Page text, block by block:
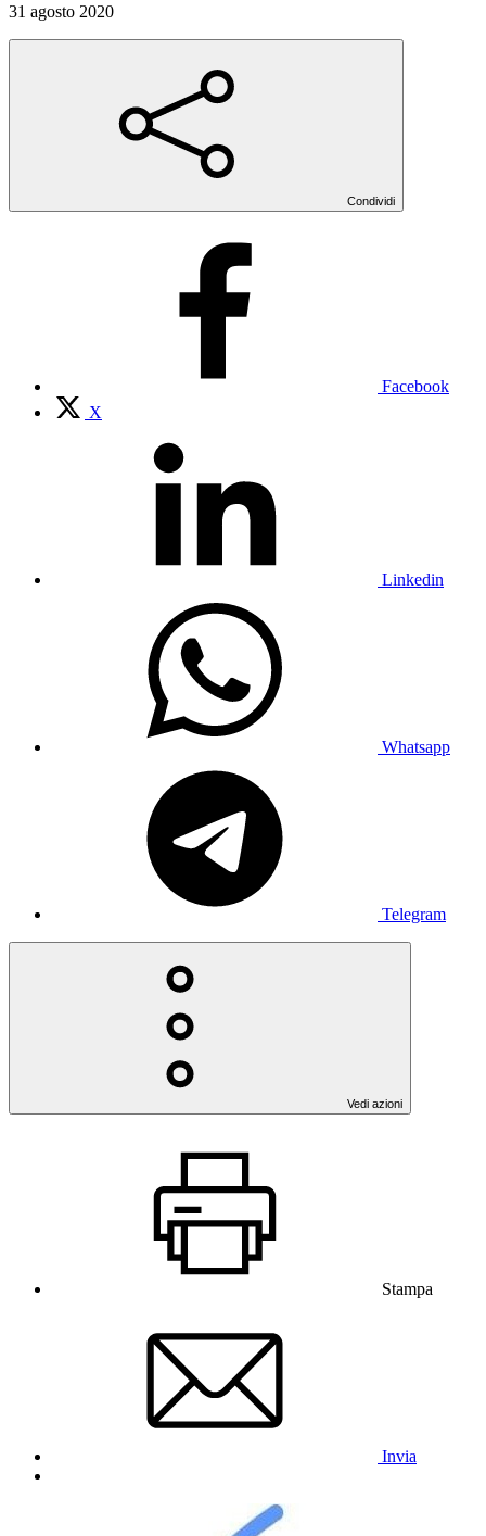
31 agosto 2020
Condividi
Facebook
X
Linkedin
Whatsapp
Telegram
Vedi azioni
Stampa
Invia